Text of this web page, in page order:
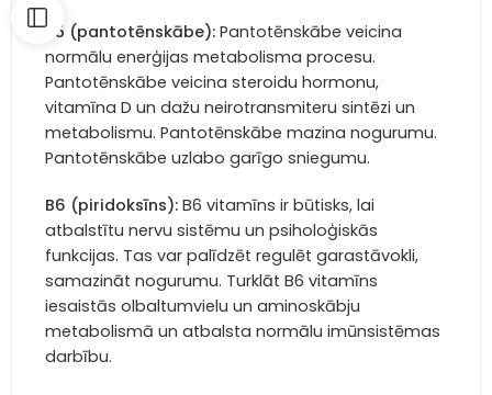
B5 (pantotēnskābe): Pantotēnskābe veicina
normālu enerģijas metabolisma procesu.
Pantotēnskābe veicina steroidu hormonu,
vitamīna D un dažu neirotransmiteru sintēzi un
metabolismu. Pantotēnskābe mazina nogurumu.
Pantotēnskābe uzlabo garīgo sniegumu.
B6 (piridoksīns): B6 vitamīns ir būtisks, lai
atbalstītu nervu sistēmu un psiholoģiskās
funkcijas. Tas var palīdzēt regulēt garastāvokli,
samazināt nogurumu. Turklāt B6 vitamīns
iesaistās olbaltumvielu un aminoskābju
metabolismā un atbalsta normālu imūnsistēmas
darbību.